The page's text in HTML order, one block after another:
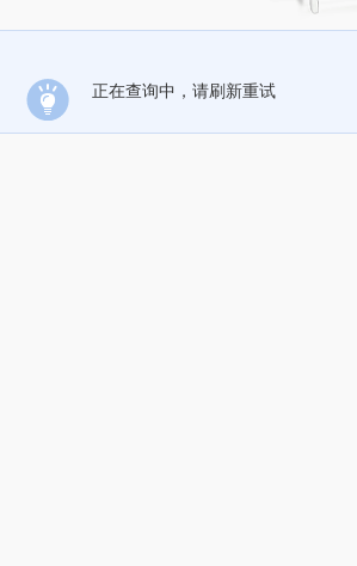
正在查询中，请刷新重试